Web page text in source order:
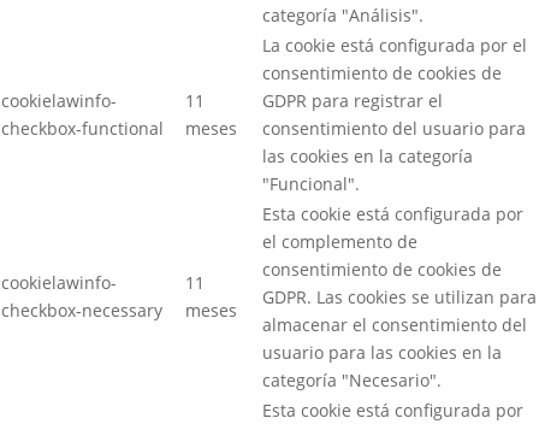
categoría "Análisis".
cookielawinfo-
checkbox-functional
11
meses
La cookie está configurada por el
consentimiento de cookies de
GDPR para registrar el
consentimiento del usuario para
las cookies en la categoría
"Funcional".
cookielawinfo-
checkbox-necessary
11
meses
Esta cookie está configurada por
el complemento de
consentimiento de cookies de
GDPR. Las cookies se utilizan para
almacenar el consentimiento del
usuario para las cookies en la
categoría "Necesario".
Esta cookie está configurada por